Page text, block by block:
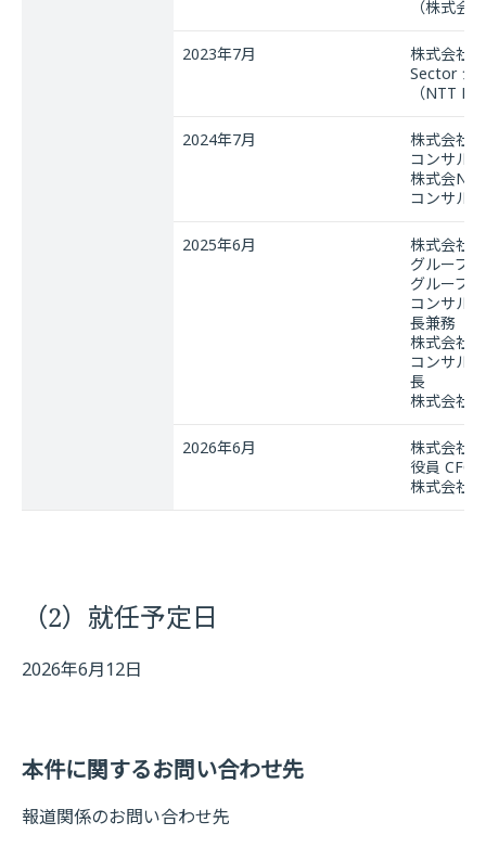
（株式会
2023年7月
株式会社
Sector シ
（NTT
2024年7月
株式会社
コンサル
株式会
コンサル
2025年6月
株式会社
グループ
グループ
コンサル
長兼務
株式会社
コンサル
長
株式会社
2026年6月
株式会社
役員 CFO
株式会社
（2）就任予定日
2026年6月12日
本件に関するお問い合わせ先
報道関係のお問い合わせ先